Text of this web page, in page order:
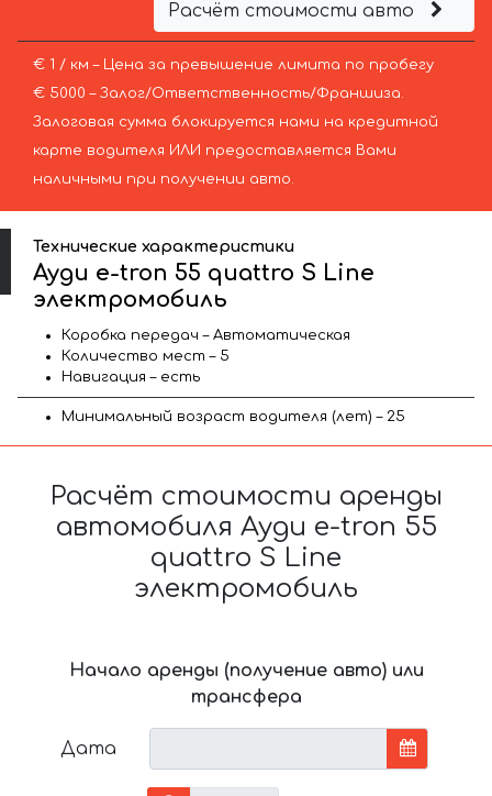
Расчёт стоимости авто
€ 1 / км – Цена за превышение лимита по пробегу
€ 5000 – Залог/Ответственность/Франшиза.
Залоговая сумма блокируется нами на кредитной
карте водителя ИЛИ предоставляется Вами
наличными при получении авто.
Технические характеристики
Ауди e-tron 55 quattro S Line
электромобиль
Коробка передач – Автоматическая
Количество мест – 5
Навигация – есть
Минимальный возраст водителя (лет) – 25
Расчёт стоимости аренды
автомобиля Ауди e-tron 55
quattro S Line
электромобиль
Начало аренды (получение авто) или
трансфера
Дата